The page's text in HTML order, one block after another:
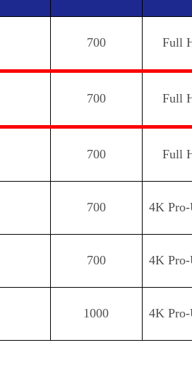
700 Full
700 Full
700 Full
700 4K
700 4K
1000 4K